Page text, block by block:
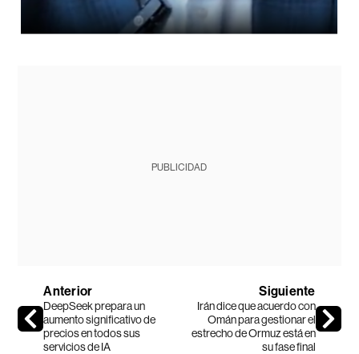
PUBLICIDAD
Anterior
DeepSeek prepara un
aumento significativo de
precios en todos sus
servicios de IA
Siguiente
Irán dice que acuerdo con
Omán para gestionar el
estrecho de Ormuz está en
su fase final